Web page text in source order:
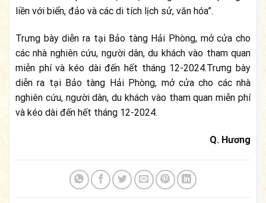
liền với biển, đảo và các di tích lịch sử, văn hóa”.
Trưng bày diễn ra tại Bảo tàng Hải Phòng, mở cửa cho
các nhà nghiên cứu, người dân, du khách vào tham quan
miễn phí và kéo dài đến hết tháng 12-2024.Trưng bày
diễn ra tại Bảo tàng Hải Phòng, mở cửa cho các nhà
nghiên cứu, người dân, du khách vào tham quan miễn phí
và kéo dài đến hết tháng 12-2024.
Q. Hương